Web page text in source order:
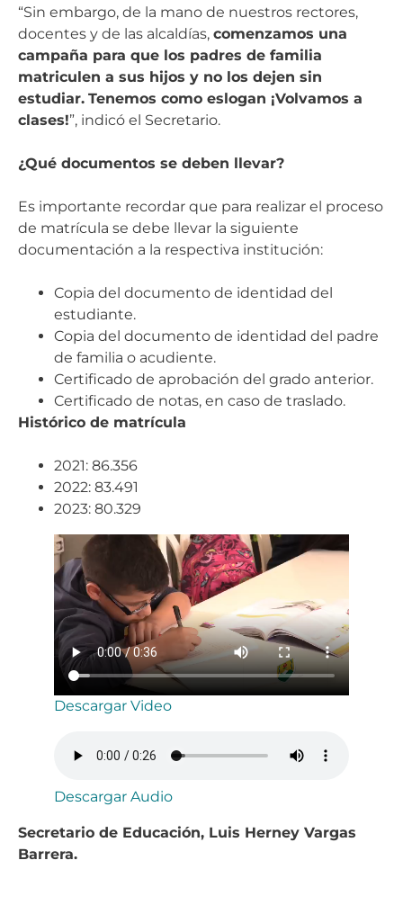
“Sin embargo, de la mano de nuestros rectores,
docentes y de las alcaldías, comenzamos una
campaña para que los padres de familia
matriculen a sus hijos y no los dejen sin
estudiar. Tenemos como eslogan ¡Volvamos a
clases!”, indicó el Secretario.
¿Qué documentos se deben llevar?
Es importante recordar que para realizar el proceso
de matrícula se debe llevar la siguiente
documentación a la respectiva institución:
Copia del documento de identidad del
estudiante.
Copia del documento de identidad del padre
de familia o acudiente.
Certificado de aprobación del grado anterior.
Certificado de notas, en caso de traslado.
Histórico de matrícula
2021: 86.356
2022: 83.491
2023: 80.329
Descargar Video
Descargar Audio
Secretario de Educación, Luis Herney Vargas
Barrera.